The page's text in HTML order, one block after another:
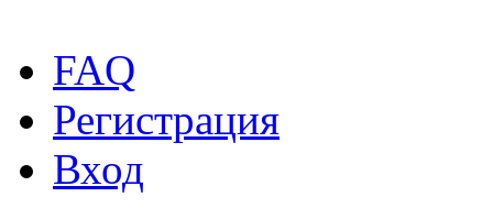
FAQ
Регистрация
Вход